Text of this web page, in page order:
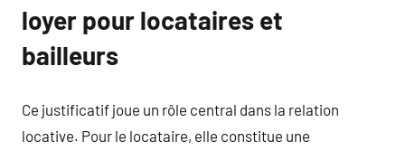
loyer pour locataires et
bailleurs
Ce justificatif joue un rôle central dans la relation
locative. Pour le locataire, elle constitue une